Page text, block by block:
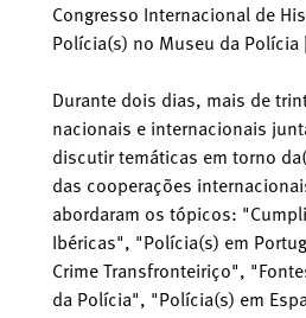
Congresso Internacional de
Polícia(s) no Museu da Polícia
Durante dois dias, mais de
nacionais e internacionais
discutir temáticas em torno
das cooperações
abordaram os tópicos:
Ibéricas", "Polícia(s) em
Crime Transfronteiriço",
da Polícia", "Polícia(s) em